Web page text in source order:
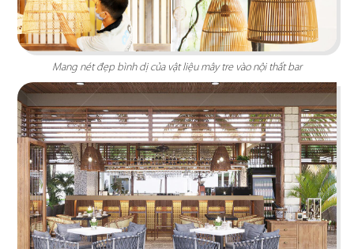
EL GAUCHO
El Gaucho Lotte Mall hứa hẹn là điểm đến lý
tưởng cho trải nghiệm ẩm thực Âu đỉnh cao
mang phong cách công nghiệp độc đáo
Chi tiết
Mang nét đẹp bình dị của vật liệu mây tre vào nội thất bar